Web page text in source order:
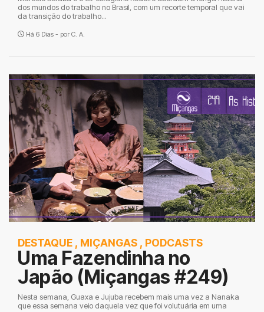
dos mundos do trabalho no Brasil, com um recorte temporal que vai
da transição do trabalho...
Há 6 Dias - por C. A.
DESTAQUE , MIÇANGAS , PODCASTS
Uma Fazendinha no
Japão (Miçangas #249)
Nesta semana, Guaxa e Jujuba recebem mais uma vez a Nanaka
que essa semana veio daquela vez que foi volutuária em uma